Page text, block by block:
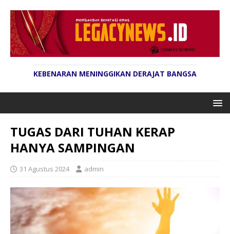
KEBENARAN MENINGGIKAN DERAJAT BANGSA
TUGAS DARI TUHAN KERAP
HANYA SAMPINGAN
31 Agustus 2024 admin